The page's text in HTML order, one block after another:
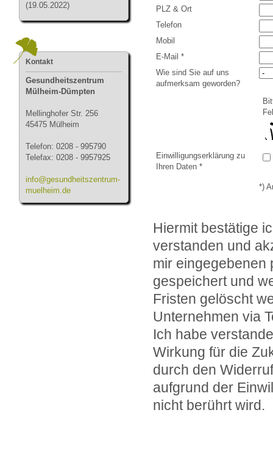
(19.05.2022)
Kontakt
Gesundheitszentrum
Mülheim-Dümpten
Mellinghofer Str. 256
45475 Mülheim
Telefon: 0208 - 995790
Telefax: 0208 - 9957925
info@gesundheitszentrum-
muelheim.de
PLZ & Ort
Telefon
Mobil
E-Mail *
Wie sind Sie auf uns
aufmerksam geworden?
Einwilligungserklärung zu
Ihren Daten *
*)
Hiermit bestätige
verstanden und
mir eingegebenen
gespeichert und
Fristen gelöscht
Unternehmen via
Ich habe
Wirkung für die
durch den
aufgrund der
nicht berührt wird.